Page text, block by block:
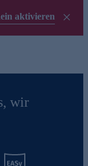
aktivieren
wir